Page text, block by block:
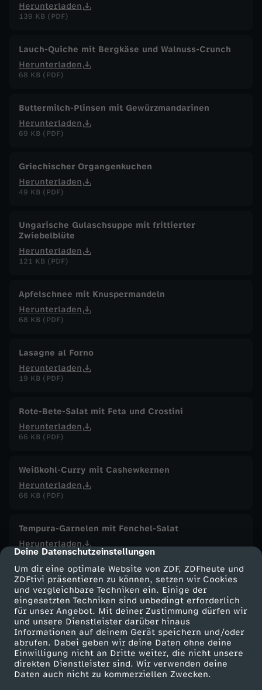
cmp-dialog-description
Deine Datenschutzeinstellungen
Um dir eine optimale Website von ZDF, ZDFheute und
ZDFtivi präsentieren zu können, setzen wir Cookies
und vergleichbare Techniken ein. Einige der
eingesetzten Techniken sind unbedingt erforderlich
für unser Angebot. Mit deiner Zustimmung dürfen wir
und unsere Dienstleister darüber hinaus
Informationen auf deinem Gerät speichern und/oder
abrufen. Dabei geben wir deine Daten ohne deine
Einwilligung nicht an Dritte weiter, die nicht unsere
direkten Dienstleister sind. Wir verwenden deine
Daten auch nicht zu kommerziellen Zwecken.
Herunterladen
139 KB (PDF)
Lauch-Quiche mit Bergkäse und Walnuss-Crunch
Herunterladen
68 KB (PDF)
Buttermilch-Plinsen mit Gewürzmandarinen
Herunterladen
69 KB (PDF)
Griechischer Organgenkuchen
Herunterladen
49 KB (PDF)
Ungarische Gulaschsuppe mit frittierter
Zwiebelblüte
Herunterladen
121 KB (PDF)
Apfelschnee mit Knuspermandeln
Herunterladen
68 KB (PDF)
Lasagne al Forno
Herunterladen
19 KB (PDF)
Rote-Bete-Salat mit Feta und Crostini
Herunterladen
66 KB (PDF)
Weißkohl-Curry mit Cashewkernen
Herunterladen
66 KB (PDF)
Tempura-Garnelen mit Fenchel-Salat
Herunterladen
87 KB (PDF)
Briouats mit Hähnchenfüllung
Herunterladen
16 KB (PDF)
Grünkohl-Gemüsesuppe mit Grünkohlchips
Herunterladen
63 KB (PDF)